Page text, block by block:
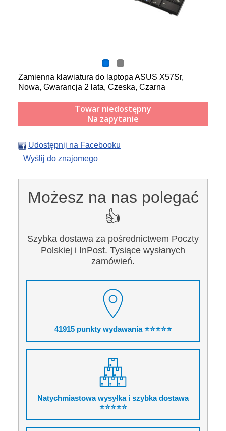
Zamienna klawiatura do laptopa ASUS X57Sr,
Nowa, Gwarancja 2 lata, Czeska, Czarna
Towar niedostępny
Na zapytanie
Udostępnij na Facebooku
Wyślij do znajomego
Możesz na nas polegać
👍
Szybka dostawa za pośrednictwem Poczty
Polskiej i InPost. Tysiące wysłanych
zamówień.
41915 punkty wydawania ⭐⭐⭐⭐⭐
Natychmiastowa wysyłka i szybka dostawa
⭐⭐⭐⭐⭐